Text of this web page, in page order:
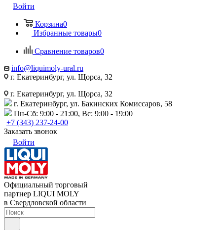
Войти
Корзина0
Избранные товары0
Сравнение товаров0
info@liquimoly-ural.ru
г. Екатеринбург, ул. Щорса, 32
г. Екатеринбург, ул. Щорса, 32
г. Екатеринбург, ул. Бакинских Комиссаров, 58
Пн-Сб: 9:00 - 21:00, Вс: 9:00 - 19:00
+7 (343) 237-24-00
Заказать звонок
Войти
Официальный торговый
партнер LIQUI MOLY
в Свердловской области